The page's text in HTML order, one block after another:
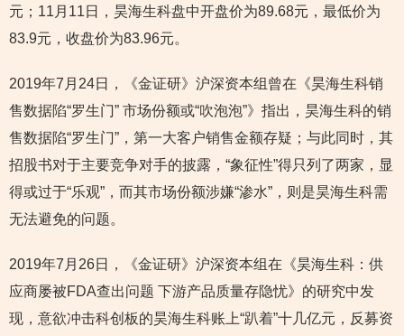
元；11月11日，昊海生科盘中开盘价为89.68元，最低价为
83.9元，收盘价为83.96元。
2019年7月24日，《金证研》沪深资本组曾在《昊海生科销
售数据陷“罗生门” 市场份额或“吹泡泡”》指出，昊海生科的销
售数据陷“罗生门”，第一大客户销售金额存疑；与此同时，其
招股书对于主要竞争对手的披露，“象征性”得只列了两家，显
得或过于“乐观”，而其市场份额涉嫌“渗水”，则是昊海生科需
无法避免的问题。
2019年7月26日，《金证研》沪深资本组在《昊海生科：供
应商屡被FDA查出问题 下游产品质量存隐忧》的研究中发
现，意欲冲击科创板的昊海生科账上“趴着”十几亿元，反募资